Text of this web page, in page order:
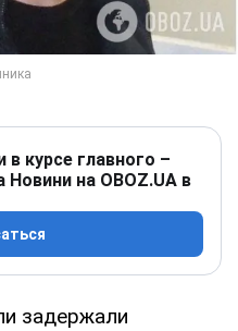
курсе главного –
на OBOZ.UA в
задержали